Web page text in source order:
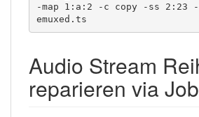
-map 1:a:2 -c copy -ss 2:23
emuxed.ts
Audio Stream
reparieren via